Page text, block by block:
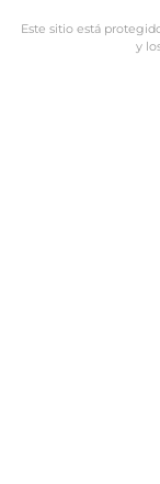
Este sitio está
y